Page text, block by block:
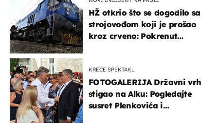
HŽ otkrio što se dogodilo sa
strojovođom koji je prošao
kroz crveno: Pokrenut
KREĆE SPEKTAKL
FOTOGALERIJA Državni vrh
stigao na Alku: Pogledajte
susret Plenkovića i